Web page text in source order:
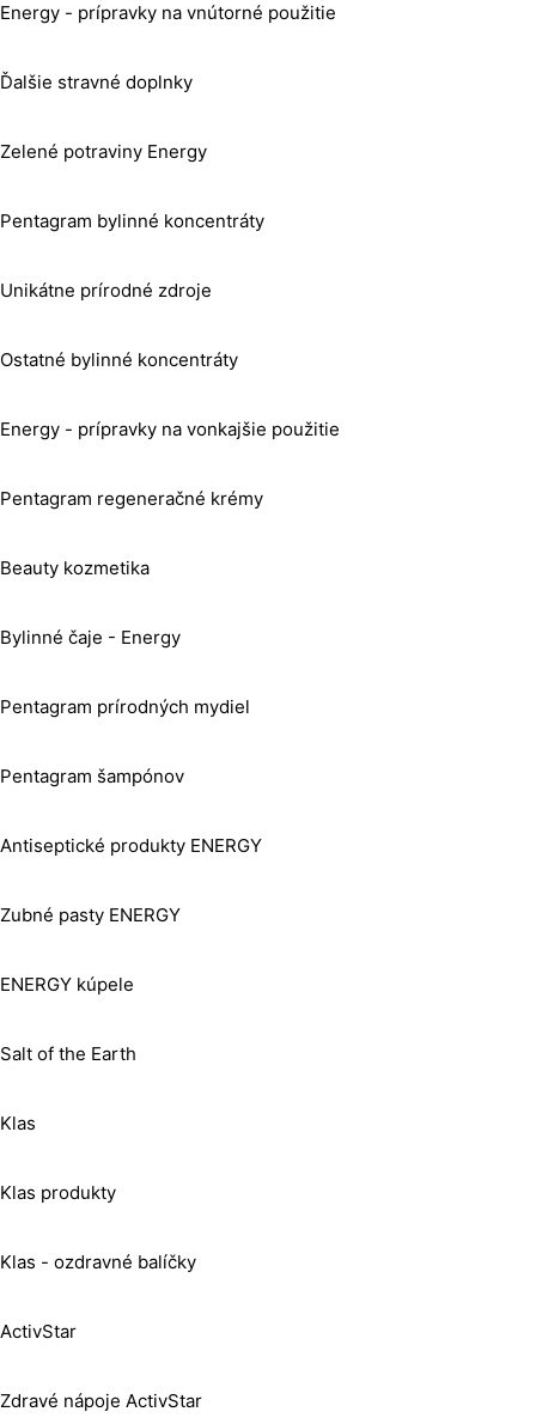
Energy - prípravky na vnútorné použitie
Ďalšie stravné doplnky
Zelené potraviny Energy
Pentagram bylinné koncentráty
Unikátne prírodné zdroje
Ostatné bylinné koncentráty
Energy - prípravky na vonkajšie použitie
Pentagram regeneračné krémy
Beauty kozmetika
Bylinné čaje - Energy
Pentagram prírodných mydiel
Pentagram šampónov
Antiseptické produkty ENERGY
Zubné pasty ENERGY
ENERGY kúpele
Salt of the Earth
Klas
Klas produkty
Klas - ozdravné balíčky
ActivStar
Zdravé nápoje ActivStar